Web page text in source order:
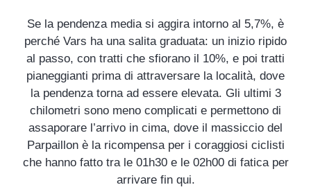
Se la pendenza media si aggira intorno al 5,7%, è
perché Vars ha una salita graduata: un inizio ripido
al passo, con tratti che sfiorano il 10%, e poi tratti
pianeggianti prima di attraversare la località, dove
la pendenza torna ad essere elevata. Gli ultimi 3
chilometri sono meno complicati e permettono di
assaporare l’arrivo in cima, dove il massiccio del
Parpaillon è la ricompensa per i coraggiosi ciclisti
che hanno fatto tra le 01h30 e le 02h00 di fatica per
arrivare fin qui.